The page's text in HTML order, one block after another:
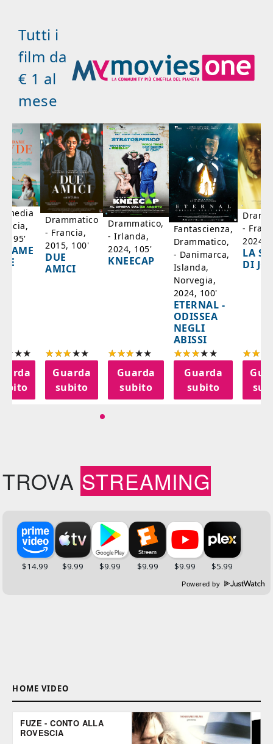
Tutti i
film da
€ 1 al
mese
95'
Drammatico
- Francia,
2015, 100'
DUE
AMICI
Guarda
subito
Drammatico,
- Irlanda,
2024, 105'
KNEECAP
Guarda
subito
Fantascienza,
Drammatico,
- Danimarca,
Islanda,
Norvegia,
2024, 100'
ETERNAL -
ODISSEA
NEGLI
ABISSI
Guarda
subito
-
2024,
LA
DI
TROVA STREAMING
Powered by
HOME VIDEO
FUZE - CONTO ALLA
ROVESCIA